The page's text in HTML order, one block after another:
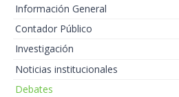
Información General
Contador Público
Investigación
Noticias institucionales
Debates